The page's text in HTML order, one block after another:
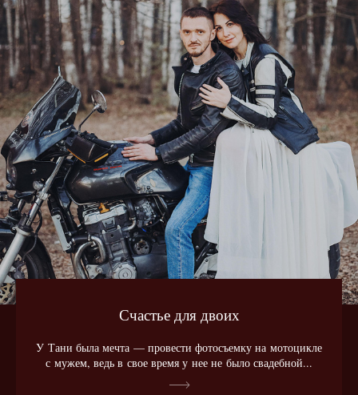
Счастье для двоих
У Тани была мечта — провести фотосъемку на мотоцикле
с мужем, ведь в свое время у нее не было свадебной...